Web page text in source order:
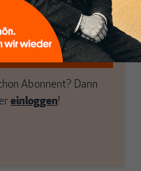
ABONNIEREN SIE
MAKROSKOP
Abonnent? Dann
einloggen!